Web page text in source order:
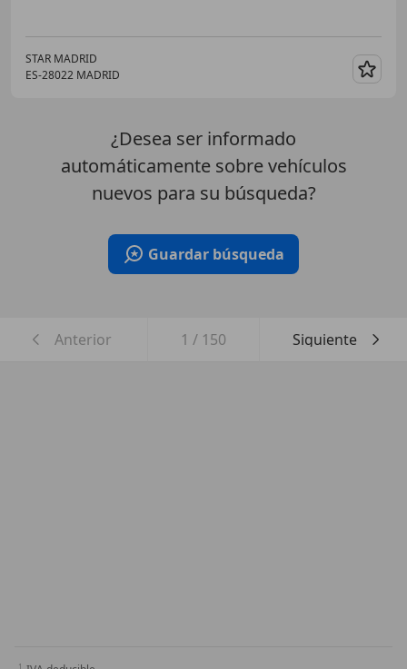
STAR MADRID
ES-28022 MADRID
¿Desea ser informado
automáticamente sobre vehículos
nuevos para su búsqueda?
Guardar búsqueda
Anterior 1 / 150 Siguiente